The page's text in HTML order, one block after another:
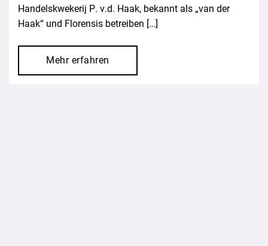
Handelskwekerij P. v.d. Haak, bekannt als „van der
Haak“ und Florensis betreiben […]
Mehr erfahren